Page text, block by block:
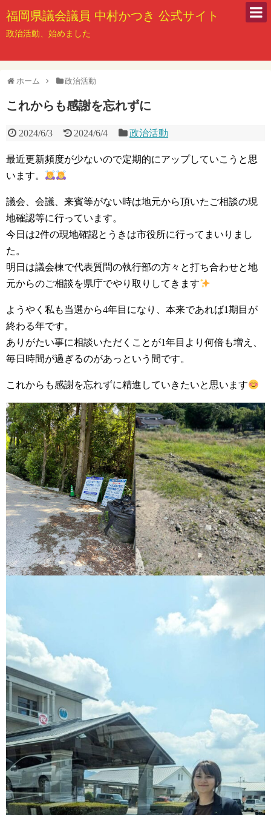
福岡県議会議員 中村かつき 公式サイト
政治活動、始めました
ホーム 政治活動
これからも感謝を忘れずに
2024/6/3 2024/6/4 政治活動
最近更新頻度が少ないので定期的にアップしていこうと思
います。
議会、会議、来賓等がない時は地元から頂いたご相談の現
地確認等に行っています。
今日は2件の現地確認とうきは市役所に行ってまいりまし
た。
明日は議会棟で代表質問の執行部の方々と打ち合わせと地
元からのご相談を県庁でやり取りしてきます
ようやく私も当選から4年目になり、本来であれば1期目が
終わる年です。
ありがたい事に相談いただくことが1年目より何倍も増え、
毎日時間が過ぎるのがあっという間です。
これからも感謝を忘れずに精進していきたいと思います